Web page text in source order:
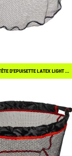
GARBOLINO TÊTE D’EPUISETTE LATEX LIGHT CARP